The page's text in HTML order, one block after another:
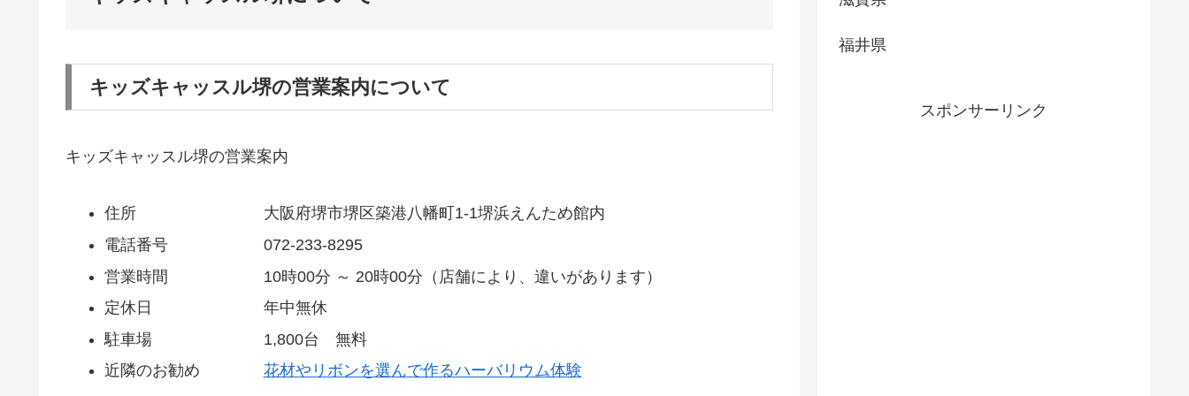
キッズキャッスル堺の営業案内について
キッズキャッスル堺の営業案内
住所 大阪府堺市堺区築港八幡町1-1堺浜えんため館内
電話番号 072-233-8295
営業時間 10時00分 ～ 20時00分（店舗により、違いがあります）
定休日 年中無休
駐車場 1,800台 無料
近隣のお勧め 花材やリボンを選んで作るハーバリウム体験
福井県
スポンサーリンク